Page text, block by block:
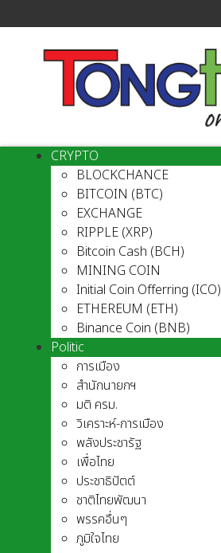
CRYPTO
BLOCKCHANCE
BITCOIN (BTC)
EXCHANGE
RIPPLE (XRP)
Bitcoin Cash (BCH)
MINING COIN
Initial Coin Offerring (ICO)
ETHEREUM (ETH)
Binance Coin (BNB)
Politic
การเมือง
สำนักนายกฯ
มติ ครม.
วิเคราะห์-การเมือง
พลังประชารัฐ
เพื่อไทย
ประชาธิปัตต์
ชาติไทยพัฒนา
พรรคอื่นๆ
ภูมิใจไทย